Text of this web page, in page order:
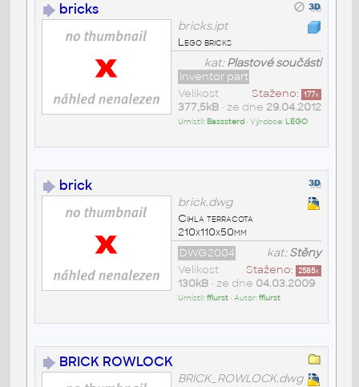
bricks
bricks.ipt
Lego bricks
kat:Plastové součásti
Inventor part
Staženo: 177x
Velikost
377,5kB• ze dne 29.04.2012
Umístil: Basssterd • Výrobce: LEGO
brick
brick.dwg
Cihla terracota
210x110x50mm
kat:Stěny
DWG2004
Staženo: 2585x
Velikost
130kB• ze dne 04.03.2009
Umístil:ffiurst• Autor:ffiurst
BRICK ROWLOCK
BRICK_ROWLOCK.dwg